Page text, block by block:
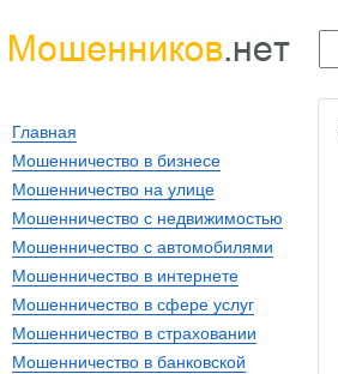
Главная
Мошенничество в бизнесе
Мошенничество на улице
Мошенничество с недвижимостью
Мошенничество с автомобилями
Мошенничество в интернете
Мошенничество в сфере услуг
Мошенничество в страховании
Мошенничество в банковской